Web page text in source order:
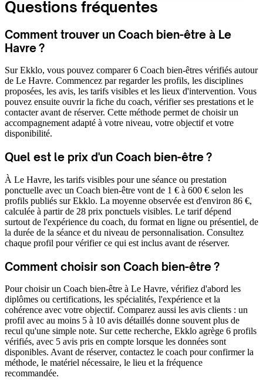
Questions fréquentes
Comment trouver un Coach bien-être à Le
Havre ?
Sur Ekklo, vous pouvez comparer 6 Coach bien-êtres vérifiés autour
de Le Havre. Commencez par regarder les profils, les disciplines
proposées, les avis, les tarifs visibles et les lieux d'intervention. Vous
pouvez ensuite ouvrir la fiche du coach, vérifier ses prestations et le
contacter avant de réserver. Cette méthode permet de choisir un
accompagnement adapté à votre niveau, votre objectif et votre
disponibilité.
Quel est le prix d'un Coach bien-être ?
À Le Havre, les tarifs visibles pour une séance ou prestation
ponctuelle avec un Coach bien-être vont de 1 € à 600 € selon les
profils publiés sur Ekklo. La moyenne observée est d'environ 86 €,
calculée à partir de 28 prix ponctuels visibles. Le tarif dépend
surtout de l'expérience du coach, du format en ligne ou présentiel, de
la durée de la séance et du niveau de personnalisation. Consultez
chaque profil pour vérifier ce qui est inclus avant de réserver.
Comment choisir son Coach bien-être ?
Pour choisir un Coach bien-être à Le Havre, vérifiez d'abord les
diplômes ou certifications, les spécialités, l'expérience et la
cohérence avec votre objectif. Comparez aussi les avis clients : un
profil avec au moins 5 à 10 avis détaillés donne souvent plus de
recul qu'une simple note. Sur cette recherche, Ekklo agrège 6 profils
vérifiés, avec 5 avis pris en compte lorsque les données sont
disponibles. Avant de réserver, contactez le coach pour confirmer la
méthode, le matériel nécessaire, le lieu et la fréquence
recommandée.